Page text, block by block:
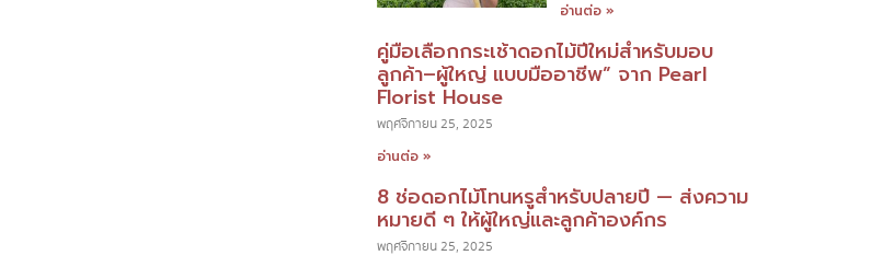
อ่านต่อ »
คู่มือเลือกกระเช้าดอกไม้ปีใหม่สำหรับมอบ
ลูกค้า–ผู้ใหญ่ แบบมืออาชีพ” จาก Pearl
Florist House
พฤศจิกายน 25, 2025
อ่านต่อ »
8 ช่อดอกไม้โทนหรูสำหรับปลายปี — ส่งความ
หมายดี ๆ ให้ผู้ใหญ่และลูกค้าองค์กร
พฤศจิกายน 25, 2025